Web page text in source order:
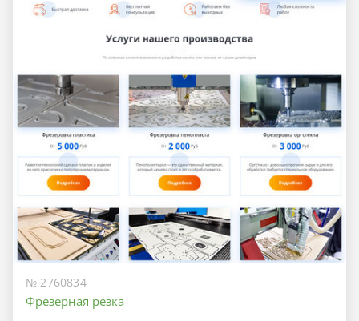
№ 2760834
Фрезерная резка